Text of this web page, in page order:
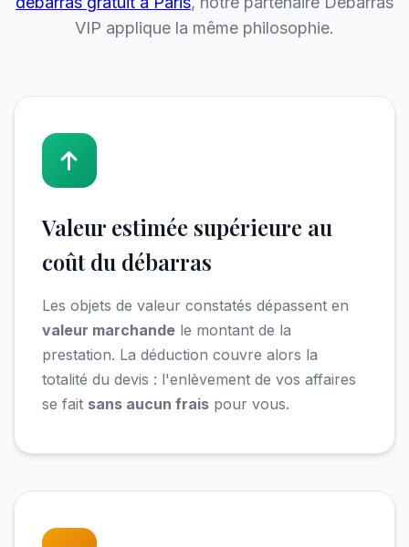
VIP applique la même philosophie.
Valeur estimée supérieure au
coût du débarras
Les objets de valeur constatés dépassent en
valeur marchande le montant de la
prestation. La déduction couvre alors la
totalité du devis : l'enlèvement de vos affaires
se fait sans aucun frais pour vous.